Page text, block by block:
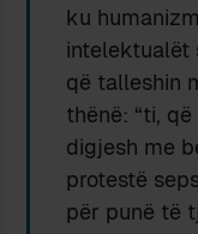
ku
intelektualët
që talleshin
thënë: “ti,
digjesh me
protestë
për punë të